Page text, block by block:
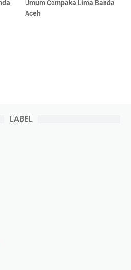
Umum Cempaka Lima Banda
Aceh
LABEL